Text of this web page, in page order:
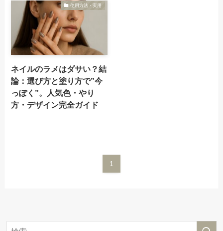
使用方法・実用
ネイルのラメはダサい？結
論：選び方と塗り方で”今
っぽく”。人気色・やり
方・デザイン完全ガイド
1